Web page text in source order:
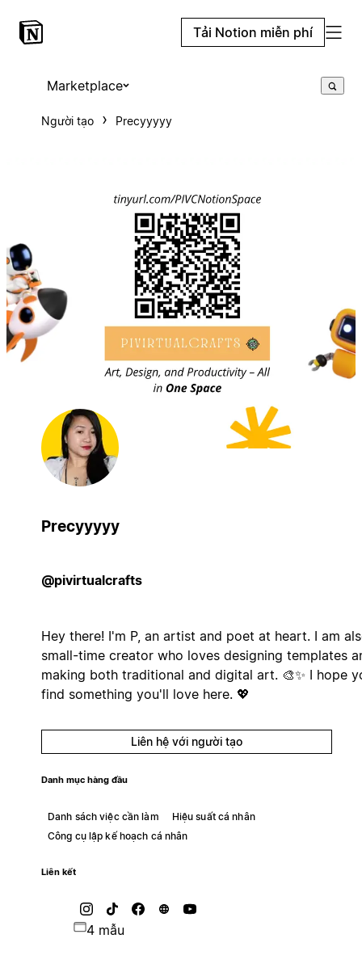
Tải Notion miễn phí
Marketplace
Người tạo Precyyyyy
Precyyyyy
@pivirtualcrafts
Hey there! I'm P, an artist and poet at heart. I am
small-time creator who loves designing templates
making both traditional and digital art. 🎨✨ I hope
find something you'll love here. 💖
Liên hệ với người tạo
Danh mục hàng đầu
Danh sách việc cần làm
Hiệu suất cá nhân
Công cụ lập kế hoạch cá nhân
Liên kết
4 mẫu